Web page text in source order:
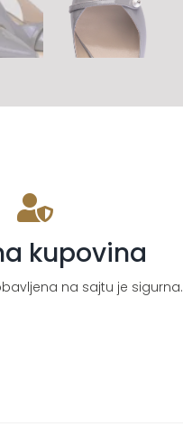
kupovina
na sajtu je sigurna.